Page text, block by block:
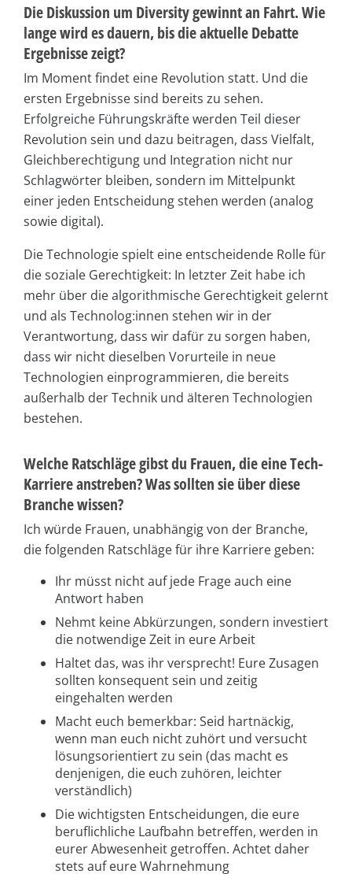
Die Diskussion um Diversity gewinnt an Fahrt. Wie
lange wird es dauern, bis die aktuelle Debatte
Ergebnisse zeigt?
Im Moment findet eine Revolution statt. Und die
ersten Ergebnisse sind bereits zu sehen.
Erfolgreiche Führungskräfte werden Teil dieser
Revolution sein und dazu beitragen, dass Vielfalt,
Gleichberechtigung und Integration nicht nur
Schlagwörter bleiben, sondern im Mittelpunkt
einer jeden Entscheidung stehen werden (analog
sowie digital).
Die Technologie spielt eine entscheidende Rolle für
die soziale Gerechtigkeit: In letzter Zeit habe ich
mehr über die algorithmische Gerechtigkeit gelernt
und als Technolog:innen stehen wir in der
Verantwortung, dass wir dafür zu sorgen haben,
dass wir nicht dieselben Vorurteile in neue
Technologien einprogrammieren, die bereits
außerhalb der Technik und älteren Technologien
bestehen.
Welche Ratschläge gibst du Frauen, die eine Tech-
Karriere anstreben? Was sollten sie über diese
Branche wissen?
Ich würde Frauen, unabhängig von der Branche,
die folgenden Ratschläge für ihre Karriere geben:
Ihr müsst nicht auf jede Frage auch eine
Antwort haben
Nehmt keine Abkürzungen, sondern investiert
die notwendige Zeit in eure Arbeit
Haltet das, was ihr versprecht! Eure Zusagen
sollten konsequent sein und zeitig
eingehalten werden
Macht euch bemerkbar: Seid hartnäckig,
wenn man euch nicht zuhört und versucht
lösungsorientiert zu sein (das macht es
denjenigen, die euch zuhören, leichter
verständlich)
Die wichtigsten Entscheidungen, die eure
beruflichliche Laufbahn betreffen, werden in
eurer Abwesenheit getroffen. Achtet daher
stets auf eure Wahrnehmung